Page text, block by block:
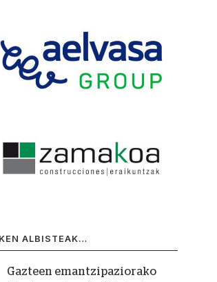
ALBISTEAK…
Gazteen emantzipaziorako